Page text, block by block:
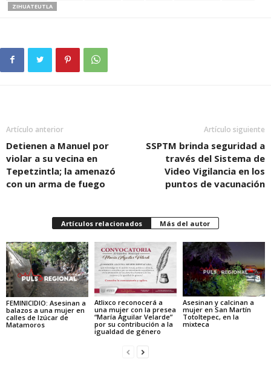
ZIHUATEUTLA
Artículo anterior
Detienen a Manuel por
violar a su vecina en
Tepetzintla; la amenazó
con un arma de fuego
Artículo siguiente
SSPTM brinda seguridad a
través del Sistema de
Video Vigilancia en los
puntos de vacunación
Artículos relacionados Más del autor
FEMINICIDIO: Asesinan a
balazos a una mujer en
calles de Izúcar de
Matamoros
Atlixco reconocerá a
una mujer con la presea
“María Aguilar Velarde”
por su contribución a la
igualdad de género
Asesinan y calcinan a
mujer en San Martín
Totoltepec, en la
mixteca